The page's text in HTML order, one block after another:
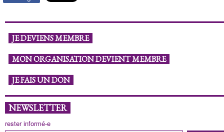
JE DEVIENS MEMBRE
MON ORGANISATION DEVIENT MEMBRE
JE FAIS UN DON
NEWSLETTER
rester informé-e